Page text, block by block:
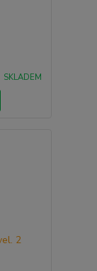
SKLADEM